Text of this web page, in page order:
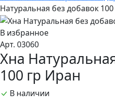
Натуральная без добавок
В избранное
Арт. 03060
Хна
100 гр Иран
В наличии